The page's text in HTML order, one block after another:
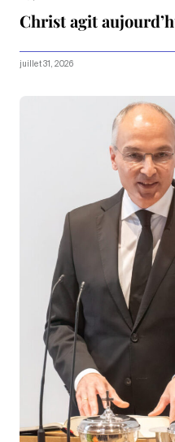
Christ agit
juillet 31, 2026